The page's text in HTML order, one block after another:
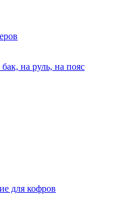
на руль, на пояс
для кофров